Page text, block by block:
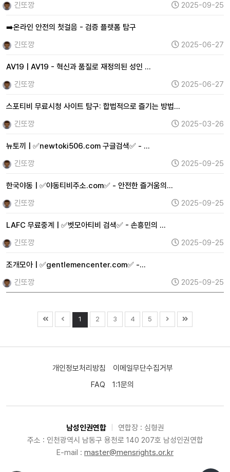
긴또깡
2025-09-25
➡️온라인 안전의 첫걸음 - 검증 플랫폼 탐구
긴또깡
2025-06-27
AV19 | AV19 - 혁신과 품질로 재정의된 성인 …
긴또깡
2025-06-27
스포티비 무료시청 사이트 탐구: 합법적으로 즐기는 방법…
긴또깡
2025-03-26
뉴토끼 | ✅newtoki506.com 구글검색✅ - …
긴또깡
2025-09-25
한국야동 | ✅야동티비주소.com✅ - 안전한 즐거움의…
긴또깡
2025-09-25
LAFC 무료중계 | ✅벳모아티비 검색✅ - 손흥민의 …
긴또깡
2025-09-25
조개모아 | ✅gentlemencenter.com✅ -…
긴또깡
2025-09-25
1 2 3 4 5
개인정보처리방침
이메일무단수집거부
FAQ
1:1문의
남성인권연합
연합장 : 심형권
주소 : 인천광역시 남동구 용천로 140 207호 남성인권연합
E-mail : master@mensrights.or.kr